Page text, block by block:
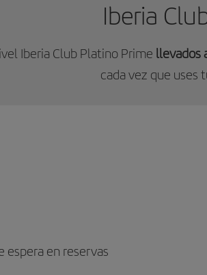
Iberia
Iberia Club Platino Prime llevados
cada vez que uses
espera en reservas